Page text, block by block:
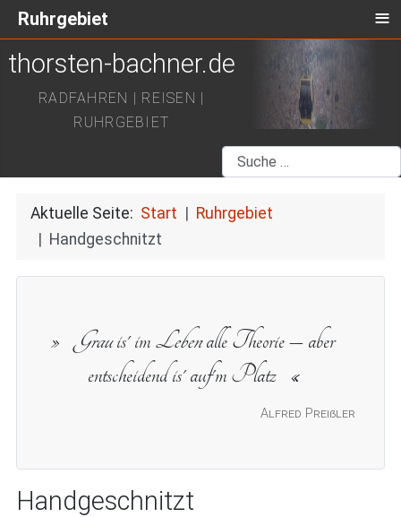
thorsten-bachner.de
RADFAHREN | REISEN |
RUHRGEBIET
Suchen
Aktuelle Seite: Start
Ruhrgebiet
Handgeschnitzt
Alfred Preißler
Grauis' imLebenalle Theorie – aber
entscheidend is' auf'm Platz
Handgeschnitzt
Ruhrgebiet ≡